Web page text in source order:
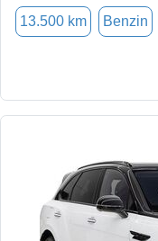
13.500 km Benzin